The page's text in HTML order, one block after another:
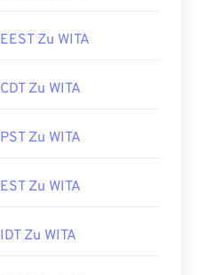
EEST Zu WITA
CDT Zu WITA
PST Zu WITA
EST Zu WITA
IDT Zu WITA